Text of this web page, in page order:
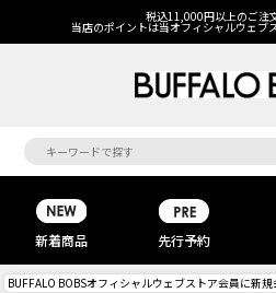
税込11,000円以上のご注
当店のポイントは当オフィシャルウェブ
新着商品 先行予約
BUFFALO BOBSオフィシャルウェブストア会員に新